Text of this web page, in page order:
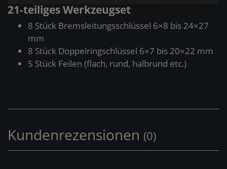
21-teiliges Werkzeugset
8 Stück Bremsleitungsschlüssel 6×8 bis 24×27
mm
8 Stück Doppelringschlüssel 6×7 bis 20×22 mm
5 Stück Feilen (flach, rund, halbrund etc.)
Kundenrezensionen (0)